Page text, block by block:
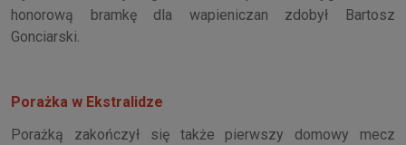
honorową bramkę dla wapieniczan zdobył Bartosz
Gonciarski.
Porażka w Ekstralidze
Porażką zakończył się także pierwszy domowy mecz